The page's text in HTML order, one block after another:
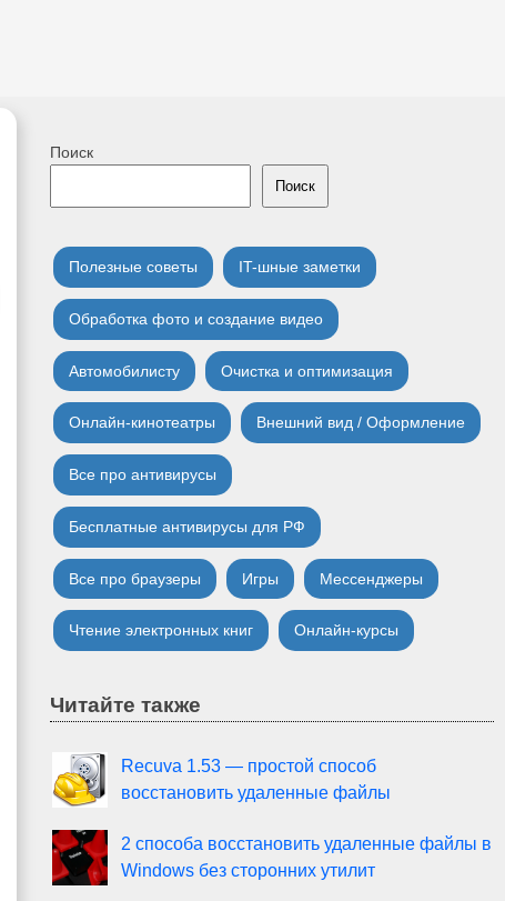
Поиск
Поиск
Полезные советы IT-шные заметки
Обработка фото и создание видео
Автомобилисту Очистка и оптимизация
Онлайн-кинотеатры Внешний вид / Оформление
Все про антивирусы
Бесплатные антивирусы для РФ
Все про браузеры Игры Мессенджеры
Чтение электронных книг Онлайн-курсы
Читайте также
Recuva 1.53 — простой способ
восстановить удаленные файлы
2 способа восстановить удаленные файлы в
Windows без сторонних утилит